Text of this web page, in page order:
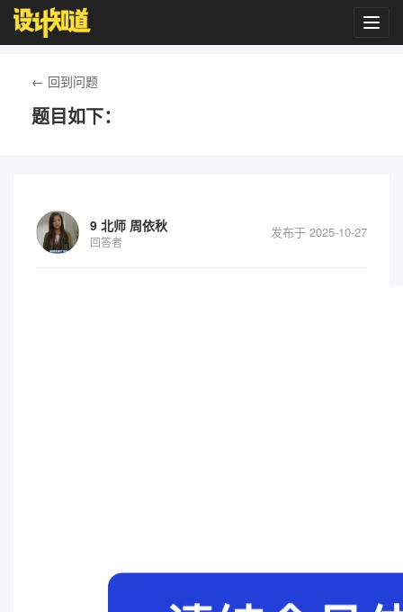
← 回到问题
题目如下：
9 北师 周依秋
回答者
发布于 2025-10-27